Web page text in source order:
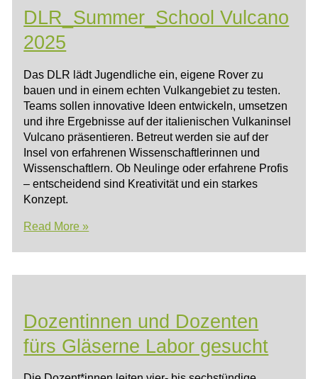
DLR_Summer_School Vulcano
2025
Das DLR lädt Jugendliche ein, eigene Rover zu
bauen und in einem echten Vulkangebiet zu testen.
Teams sollen innovative Ideen entwickeln, umsetzen
und ihre Ergebnisse auf der italienischen Vulkaninsel
Vulcano präsentieren. Betreut werden sie auf der
Insel von erfahrenen Wissenschaftlerinnen und
Wissenschaftlern. Ob Neulinge oder erfahrene Profis
– entscheidend sind Kreativität und ein starkes
Konzept.
DLR_Summer_School
2025
Read More »
Dozentinnen und Dozenten
fürs Gläserne Labor gesucht